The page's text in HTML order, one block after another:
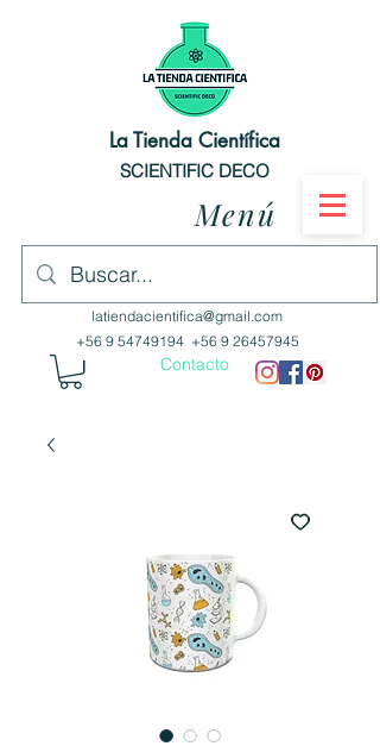
La Tienda Científica
SCIENTIFIC DECO
Menú
latiendacientifica@gmail.com
+56 9 54749194 +56 9 26457945
Contacto